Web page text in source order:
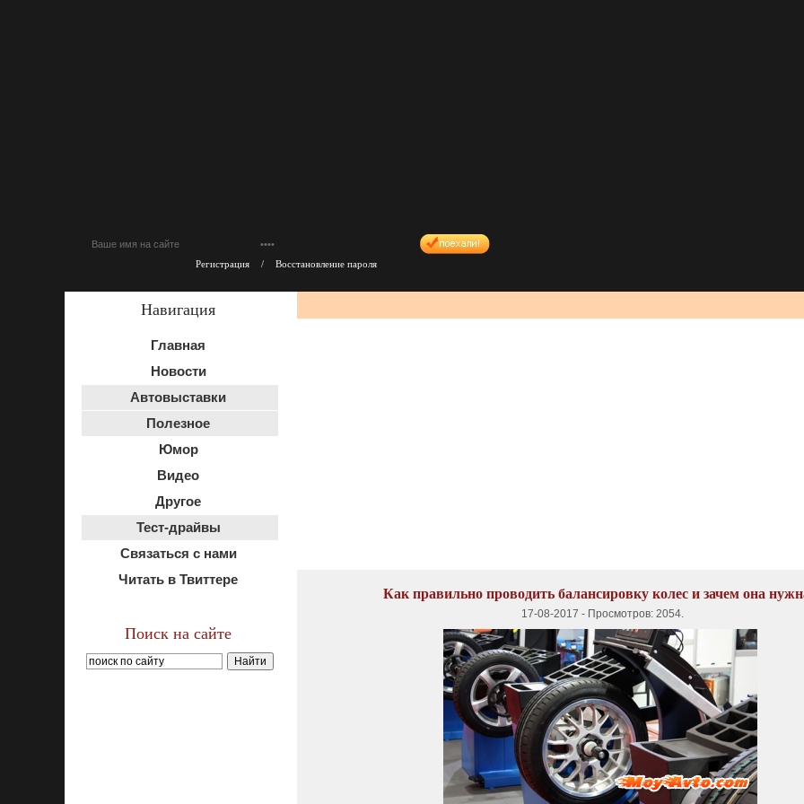
Регистрация / Восстановление пароля
Навигация
Главная
Новости
Автовыставки
Полезное
Юмор
Видео
Другое
Тест-драйвы
Связаться с нами
Читать в Твиттере
Поиск на сайте
Как правильно проводить балансировку колес и зачем она
17-08-2017 - Просмотров: 2054.